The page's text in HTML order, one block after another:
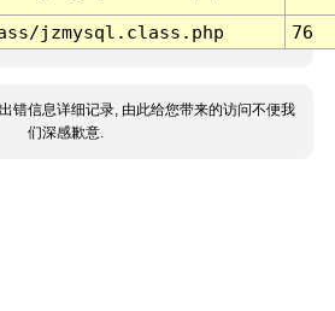
jzmysql.class.php 76
错信息详细记录, 由此给您带来的访问不便我
们深感歉意.